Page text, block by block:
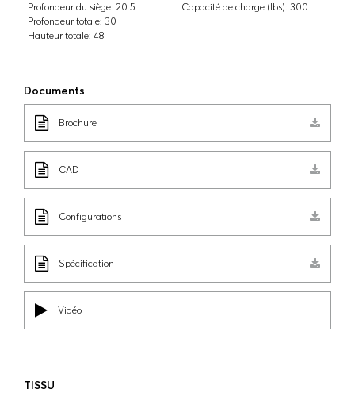
Profondeur du siège: 20.5
Profondeur totale: 30
Hauteur totale: 48
Capacité de charge (lbs): 300
Documents
Brochure
CAD
Configurations
Spécification
Vidéo
TISSU